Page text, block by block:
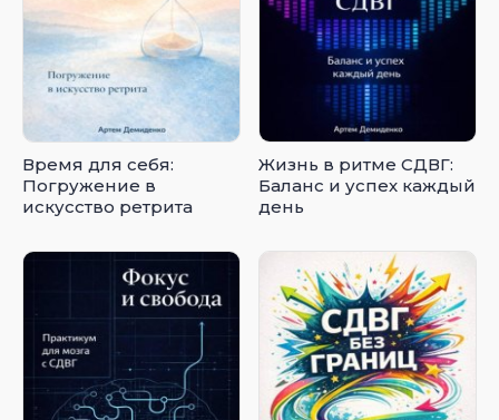
Время для себя:
Погружение в
искусство ретрита
Жизнь в ритме СДВГ:
Баланс и успех каждый
день